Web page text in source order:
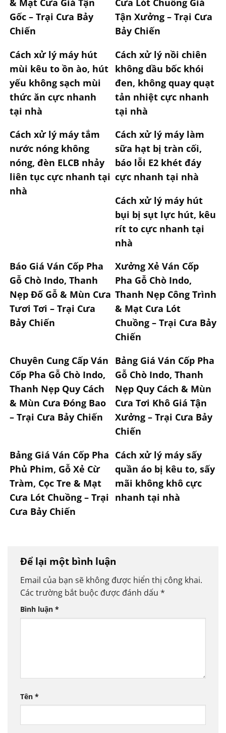
& Mạt Cưa Giá Tận
Gốc – Trại Cưa Bảy
Chiến
Cưa Lót Chuồng Giá
Tận Xưởng – Trại Cưa
Bảy Chiến
Cách xử lý máy hút
mùi kêu to ồn ào, hút
yếu không sạch mùi
thức ăn cực nhanh
tại nhà
Cách xử lý nồi chiên
không dầu bốc khói
đen, không quay quạt
tản nhiệt cực nhanh
tại nhà
Cách xử lý máy tắm
nước nóng không
nóng, đèn ELCB nhảy
liên tục cực nhanh tại
nhà
Cách xử lý máy làm
sữa hạt bị tràn cối,
báo lỗi E2 khét đáy
cực nhanh tại nhà
Cách xử lý máy hút
bụi bị sụt lực hút, kêu
rít to cực nhanh tại
nhà
Báo Giá Ván Cốp Pha
Gỗ Chò Indo, Thanh
Nẹp Đố Gỗ & Mùn Cưa
Tươi Tơi – Trại Cưa
Bảy Chiến
Xưởng Xẻ Ván Cốp
Pha Gỗ Chò Indo,
Thanh Nẹp Công Trình
& Mạt Cưa Lót
Chuồng – Trại Cưa Bảy
Chiến
Chuyên Cung Cấp Ván
Cốp Pha Gỗ Chò Indo,
Thanh Nẹp Quy Cách
& Mùn Cưa Đóng Bao
– Trại Cưa Bảy Chiến
Bảng Giá Ván Cốp Pha
Gỗ Chò Indo, Thanh
Nẹp Quy Cách & Mùn
Cưa Tơi Khô Giá Tận
Xưởng – Trại Cưa Bảy
Chiến
Bảng Giá Ván Cốp Pha
Phủ Phim, Gỗ Xẻ Cừ
Tràm, Cọc Tre & Mạt
Cưa Lót Chuồng – Trại
Cưa Bảy Chiến
Cách xử lý máy sấy
quần áo bị kêu to, sấy
mãi không khô cực
nhanh tại nhà
Để lại một bình luận
Email của bạn sẽ không được hiển thị công khai.
Các trường bắt buộc được đánh dấu *
Bình luận *
Tên *